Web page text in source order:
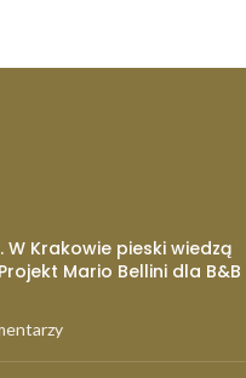
Krakowie pieski wiedzą
Mario Bellini dla B&B